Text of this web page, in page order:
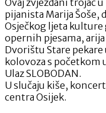
pijanista Marija Šoše,
Osječkog ljeta
opernih pjesama, arija
Dvorištu Stare
kolovoza s početkom
Ulaz SLOBODAN.
U slučaju kiše,
centra Osijek.